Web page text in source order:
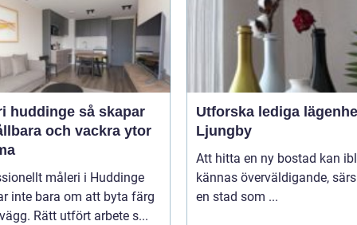
så skapar
och vackra ytor
måleri i Huddinge
inte bara om att byta färg
Rätt utfört arbete s...
Utforska lediga
Ljungby
Att hitta en ny bostad kan
kännas överväldigande,
en stad som ...